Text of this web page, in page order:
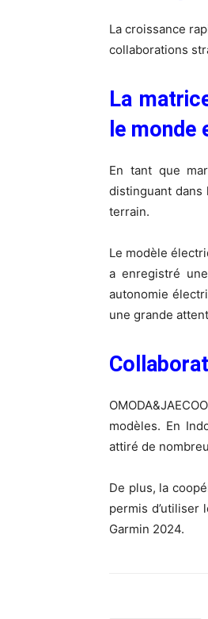
La croissance
collaborations
La
le monde
En tant que
distinguant
terrain.
Le modèle
a enregistré
autonomie
une grande
modèles. En
attiré de
De plus, la
permis d’utiliser
Garmin 2024.